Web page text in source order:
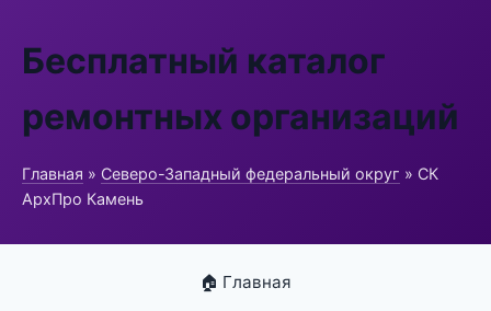
Бесплатный каталог
ремонтных организаций
Главная » Северо-Западный федеральный округ » СК
АрхПро Камень
🏠 Главная